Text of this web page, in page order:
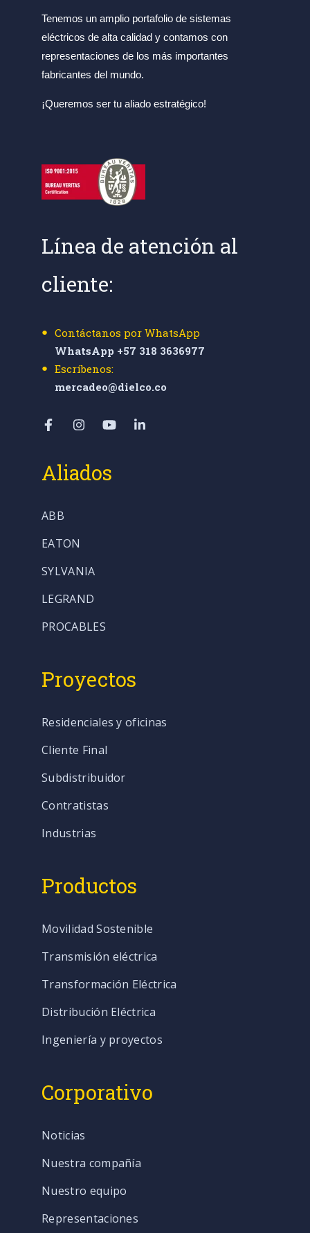
Tenemos un amplio portafolio de sistemas
eléctricos de alta calidad y contamos con
representaciones de los más importantes
fabricantes del mundo.
¡Queremos ser tu aliado estratégico!
Línea de atención al
cliente:
Contáctanos por WhatsApp
WhatsApp +57 318 3636977
Escríbenos:
mercadeo@dielco.co
Aliados
ABB
EATON
SYLVANIA
LEGRAND
PROCABLES
Proyectos
Residenciales y oficinas
Cliente Final
Subdistribuidor
Contratistas
Industrias
Productos
Movilidad Sostenible
Transmisión eléctrica
Transformación Eléctrica
Distribución Eléctrica
Ingeniería y proyectos
Corporativo
Noticias
Nuestra compañía
Nuestro equipo
Representaciones